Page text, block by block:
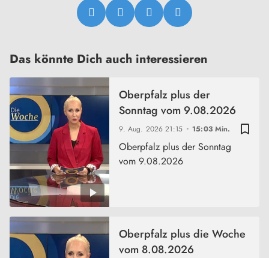
Das könnte Dich auch interessieren
bookmark_border
9. Aug. 202621:15 15:03 Min.
Oberpfalz plus der
Sonntag vom 9.08.2026
Oberpfalz plus der Sonntag
vom 9.08.2026
Oberpfalz plus die Woche
vom 8.08.2026